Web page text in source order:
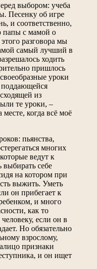
выбором: учеба
Песенку об игре
и соответственно,
папы с мамой о
разговора мы
самый лучший в
ходить
пришлось
уроки
поддающейся
из
те уроки, –
когда всё моё
пьянства,
многих
ведут к
выбирать себе
на котором при
выжить. Уметь
он прибегает к
и много
как то
если он в
Но обязательно
взрослому,
признаки
и он ищет